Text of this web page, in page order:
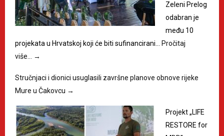
Zeleni Prelog
odabran je
među 10
projekata u Hrvatskoj koji će biti sufinancirani…
Pročitaj
više…
→
Stručnjaci i dionici usuglasili završne planove obnove rijeke
Mure u Čakovcu →
Projekt „LIFE
RESTORE for